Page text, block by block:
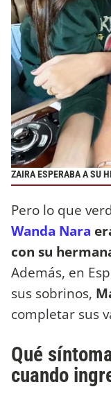
ZAIRA ESPERABA A SU
Pero lo que
Wanda Nara
con su
Además, en
sus sobrinos,
completar sus
Qué
cuando